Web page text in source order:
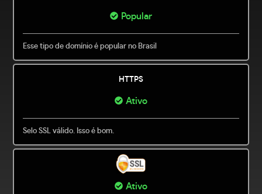
Popular
Esse tipo de domínio é popular no Brasil
HTTPS
Ativo
Selo SSL válido. Isso é bom.
Ativo